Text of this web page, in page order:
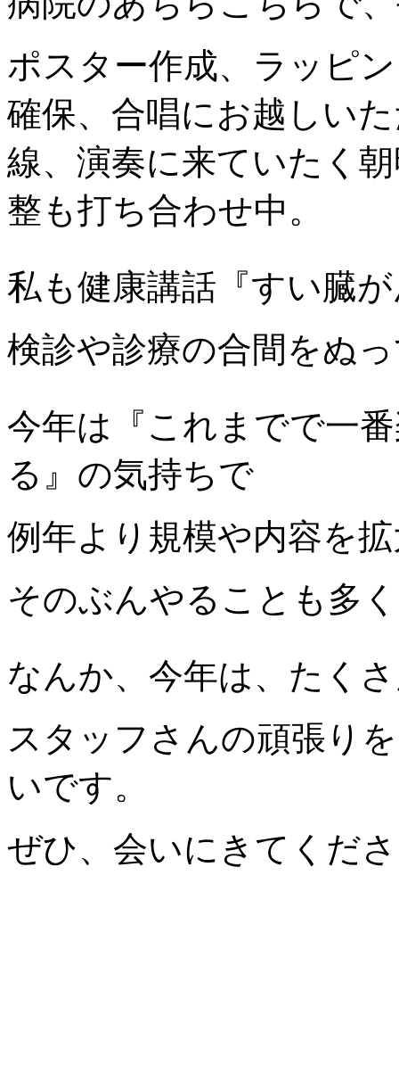
ポスター作成、ラッピ
確保、合唱にお越しい
線、演奏に来ていたく
整も打ち合わせ中。
私も健康講話『すい臓
検診や診療の合間をぬ
今年は『これまでで一
る』の気持ちで
例年より規模や内容を
そのぶんやることも多
なんか、今年は、たく
スタッフさんの頑張り
いです。
ぜひ、会いにきてくだ